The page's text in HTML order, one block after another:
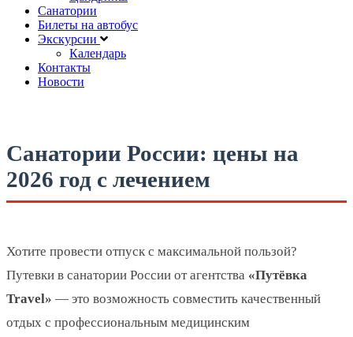
Санатории
Билеты на автобус
Экскурсии
Календарь
Контакты
Новости
Санатории России: цены на
2026 год с лечением
Хотите провести отпуск с максимальной пользой?
Путевки в санатории России от агентства «Путёвка
Travel» — это возможность совместить качественный
отдых с профессиональным медицинским